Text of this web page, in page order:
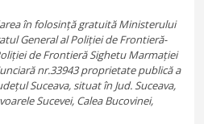
în folosință gratuită Ministerului
General al Poliției de Frontieră-
de Frontieră Sighetu Marmației
nr.33943 proprietate publică a
Suceava, situat în Jud. Suceava,
Sucevei, Calea Bucovinei,